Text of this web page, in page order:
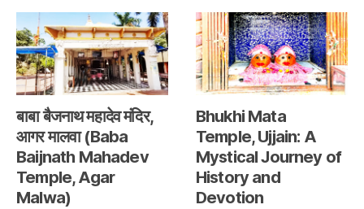
बाबा बैजनाथ महादेव मंदिर,
आगर मालवा (Baba
Baijnath Mahadev
Temple, Agar
Malwa)
Bhukhi Mata
Temple, Ujjain: A
Mystical Journey of
History and
Devotion